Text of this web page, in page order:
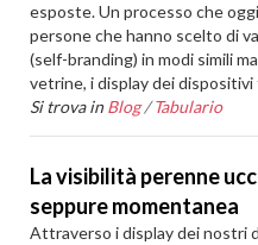
esposte. Un processo che
persone che hanno scelto di
(self-branding) in modi simili
vetrine, i display dei
Si trova in Blog /Tabulario
La visibilità perenne
seppure momentanea
Attraverso i display dei nostri